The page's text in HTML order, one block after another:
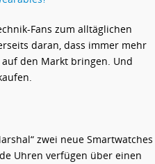
Fans zum alltäglichen
daran, dass immer mehr
den Markt bringen. Und
zwei neue Smartwatches
Uhren verfügen über einen